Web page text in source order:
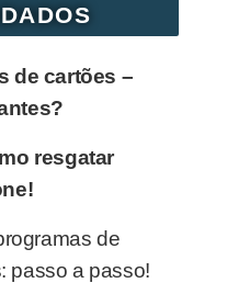
de cartões –
resgatar
de
passo a passo!